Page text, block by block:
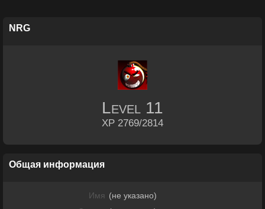
NRG
Level 11
XP 2769/2814
Общая информация
Имя (не указано)